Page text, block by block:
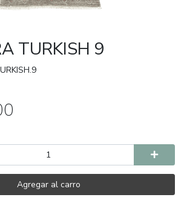
TURKISH 9
Agregar al carro